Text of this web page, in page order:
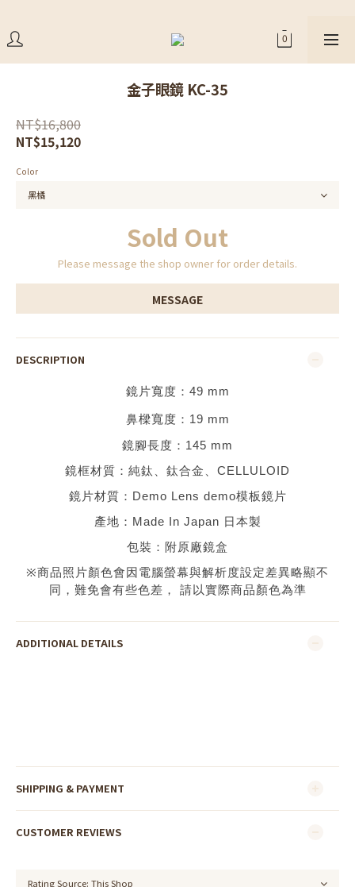
金子眼鏡 KC-35
NT$16,800
NT$15,120
Color
Sold Out
Please message the shop owner for order details.
MESSAGE
DESCRIPTION
鏡片寬度： 49 mm
鼻樑寬度： 19 mm
鏡腳長度： 145 mm
鏡框材質： 純鈦、鈦合金、 CELLULOID
鏡片材質： Demo Lens demo模板鏡片
產地： Made In Japan 日本製
包裝：附原廠鏡盒
※商品照片顏色會因電腦螢幕與解析度設定差異略顯不
同，難免會有些色差，
請以實際商品顏色為準
ADDITIONAL DETAILS
SHIPPING & PAYMENT
CUSTOMER REVIEWS